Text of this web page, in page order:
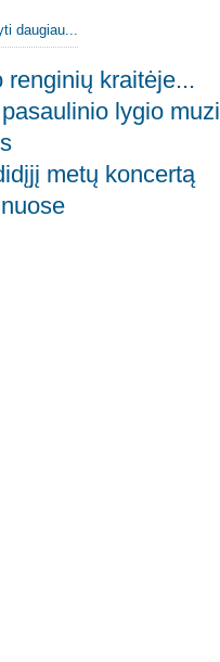
daugiau...
renginių kraitėje...
lygio
metų koncertą